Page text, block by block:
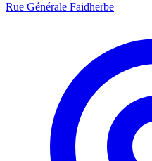
Rue Générale Faidherbe